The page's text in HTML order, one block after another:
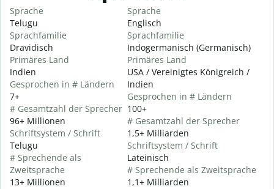
Sprache
Telugu
Sprachfamilie
Dravidisch
Primäres Land
Indien
Gesprochen in # Ländern
7+
# Gesamtzahl der Sprecher
96+ Millionen
Schriftsystem / Schrift
Telugu
# Sprechende als
Zweitsprache
13+ Millionen
Sprache
Englisch
Sprachfamilie
Indogermanisch (Germanisch)
Primäres Land
USA / Vereinigtes Königreich /
Indien
Gesprochen in # Ländern
100+
# Gesamtzahl der Sprecher
1,5+ Milliarden
Schriftsystem / Schrift
Lateinisch
# Sprechende als Zweitsprache
1,1+ Milliarden